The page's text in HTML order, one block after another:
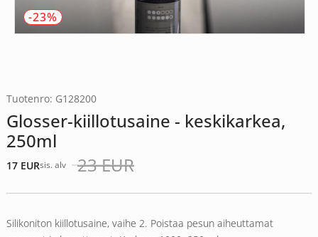
-23%
Tuotenro: G128200
Glosser-kiillotusaine - keskikarkea,
250ml
23EUR
Alkuperäinen
23 EUR.
17 EUR
Nykyinen
17 EUR.
sis. alv
Silikoniton kiillotusaine, vaihe 2. Poistaa pesun aiheuttamat